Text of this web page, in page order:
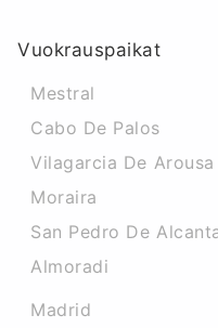
Vuokrauspaikat
Mestral
Cabo De Palos
Vilagarcia De Arousa
Moraira
San Pedro De
Almoradi
Madrid